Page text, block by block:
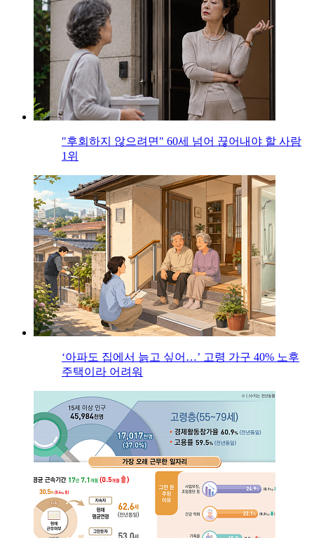
"후회하지 않으려면" 60세 넘어 끊어내야 할 사람
1위
‘아파도 집에서 늙고 싶어…’ 고령 가구 40% 노후
주택이라 어려워